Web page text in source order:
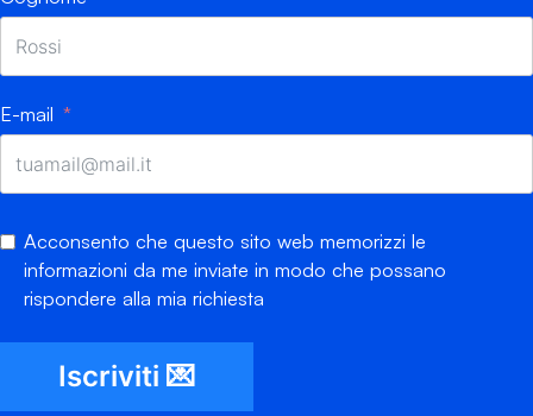
E-mail
Acconsento che questo sito web memorizzi le
informazioni da me inviate in modo che possano
rispondere alla mia richiesta
Iscriviti 💌